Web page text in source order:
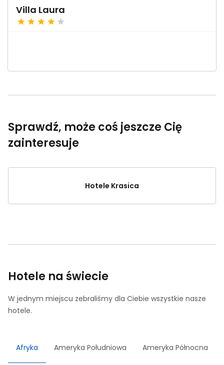
Villa Laura
Sprawdź, może coś jeszcze Cię
zainteresuje
Hotele Krasica
Hotele na świecie
W jednym miejscu zebraliśmy dla Ciebie wszystkie nasze
hotele.
Afryka Ameryka Południowa Ameryka Północna